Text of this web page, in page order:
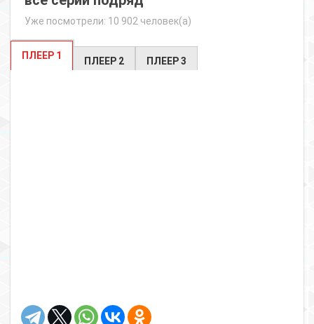
Уже посмотрели: 10 902 человек(а)
ПЛЕЕР 1 ПЛЕЕР 2 ПЛЕЕР 3